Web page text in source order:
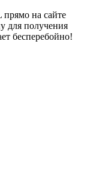
прямо на сайте
для получения
бесперебойно!